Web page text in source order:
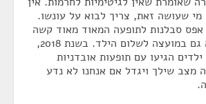
מי שעושה זאת, צריך לבוא על עונשו.
אפס סבלנות לתופעה המאוד מאוד קשה
בתוכנו. אמרו את זה גם במועצה לשלום הילד. בשנת 2018,
למיטב זיכרוני, 680 ילדים הגיעו עם תופעות אובדניות
מצב שילך ויגדל אם אנחנו לא נדע